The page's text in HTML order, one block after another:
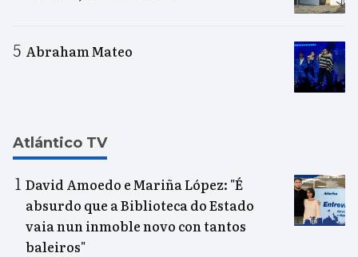
Abraham Mateo
Atlántico TV
David Amoedo e Mariña López: "É
absurdo que a Biblioteca do Estado
vaia nun inmoble novo con tantos
baleiros"